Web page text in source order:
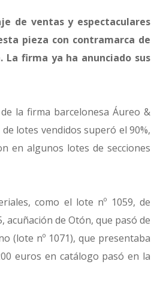
de ventas y espectaculares
pieza con contramarca de
La firma ya ha anunciado sus
la firma barcelonesa Áureo &
lotes vendidos superó el 90%,
en algunos lotes de secciones
como el lote nº 1059, de
acuñación de Otón, que pasó de
(lote nº 1071), que presentaba
euros en catálogo pasó en la